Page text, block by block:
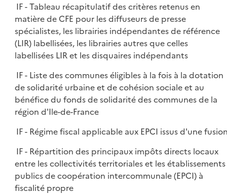
IF - Tableau récapitulatif des critères retenus en
matière de CFE pour les diffuseurs de presse
spécialistes, les librairies indépendantes de référence
(LIR) labellisées, les librairies autres que celles
labellisées LIR et les disquaires indépendants
IF - Liste des communes éligibles à la fois à la dotation
de solidarité urbaine et de cohésion sociale et au
bénéfice du fonds de solidarité des communes de la
région d'Ile-de-France
IF - Régime fiscal applicable aux EPCI issus d'une
IF - Répartition des principaux impôts directs locaux
entre les collectivités territoriales et les établissements
publics de coopération intercommunale (EPCI) à
fiscalité propre